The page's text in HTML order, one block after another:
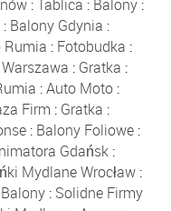
:Tablica : Balony:
: Balony Gdynia :
Rumia : Fotobudka :
: Gratka :
:Auto Moto :
Firm : Gratka :
: Balony Foliowe :
Gdańsk :
Mydlane Wrocław:
: Solidne Firmy